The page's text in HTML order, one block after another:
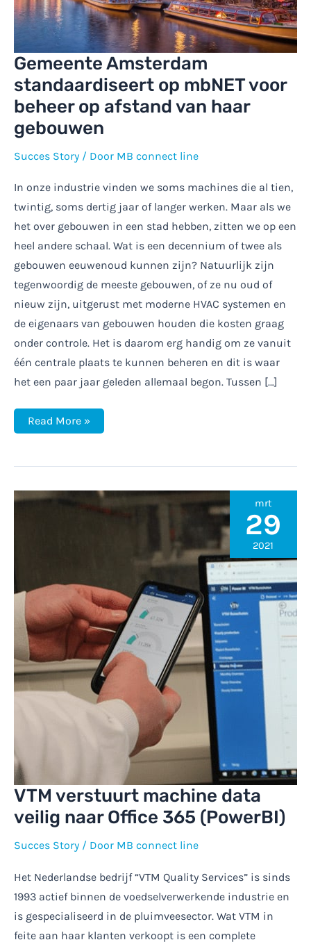
Gemeente Amsterdam
standaardiseert op mbNET voor
beheer op afstand van haar
gebouwen
Succes Story / Door MB connect line
In onze industrie vinden we soms machines die al tien,
twintig, soms dertig jaar of langer werken. Maar als we
het over gebouwen in een stad hebben, zitten we op een
heel andere schaal. Wat is een decennium of twee als
gebouwen eeuwenoud kunnen zijn? Natuurlijk zijn
tegenwoordig de meeste gebouwen, of ze nu oud of
nieuw zijn, uitgerust met moderne HVAC systemen en
de eigenaars van gebouwen houden die kosten graag
onder controle. Het is daarom erg handig om ze vanuit
één centrale plaats te kunnen beheren en dit is waar
het een paar jaar geleden allemaal begon. Tussen […]
Gemeente
Amsterdam
mbNET
op
Read More »
VTM verstuurt machine data
veilig naar Office 365 (PowerBI)
Succes Story / Door MB connect line
Het Nederlandse bedrijf “VTM Quality Services” is sinds
1993 actief binnen de voedselverwerkende industrie en
is gespecialiseerd in de pluimveesector. Wat VTM in
feite aan haar klanten verkoopt is een complete
mrt
29
2021